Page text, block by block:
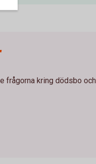
frågorna kring dödsbo och